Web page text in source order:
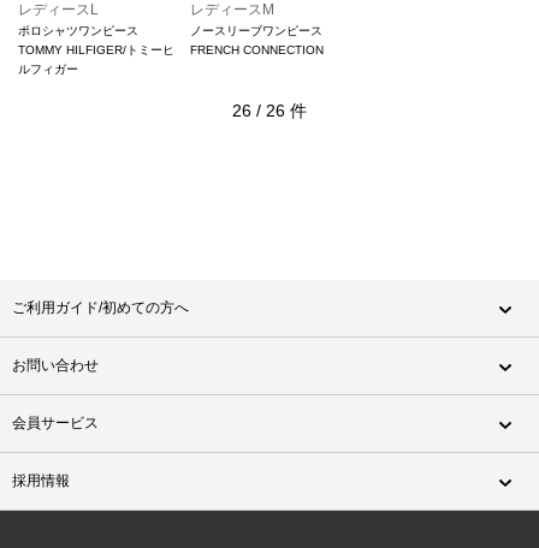
レディースL
ポロシャツワンピース
TOMMY HILFIGER/トミーヒ
ルフィガー
レディースM
ノースリーブワンピース
FRENCH CONNECTION
26 / 26 件
ご利用ガイド/初めての方へ
お問い合わせ
会員サービス
採用情報